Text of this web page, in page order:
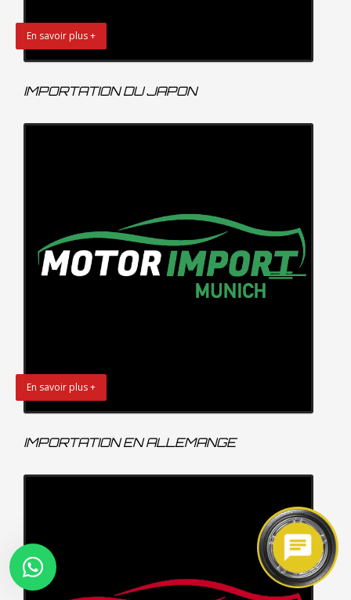
En savoir plus +
IMPORTATION DU JAPON
En savoir plus +
IMPORTATION EN ALLEMANGE